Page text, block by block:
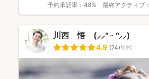
予約承諾率： 48% 最終アクティブ：
川西 悟 (⸝⸝ᐢ ᵕ ᐢ⸝⸝)
4.9 (74)男性